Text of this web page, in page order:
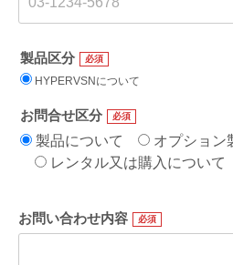
製品区分
HYPERVSNについて
お問合せ区分
製品について
オプション
レンタル又は購入について
お問い合わせ内容